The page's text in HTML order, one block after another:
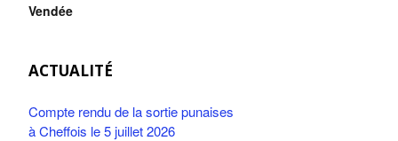
Vendée
ACTUALITÉ
Compte rendu de la sortie punaises
à Cheffois le 5 juillet 2026